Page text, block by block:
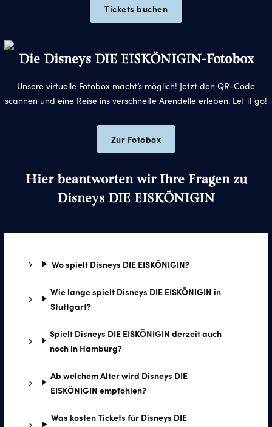
Tickets buchen
Die Disneys DIE EISKÖNIGIN-Fotobox
Unsere virtuelle Fotobox macht’s möglich! Jetzt den QR-Code
scannen und eine Reise ins verschneite Arendelle erleben. Let it go!
Zur Fotobox
Hier beantworten wir Ihre Fragen zu
Disneys DIE EISKÖNIGIN
Wo spielt Disneys DIE EISKÖNIGIN?
Wie lange spielt Disneys DIE EISKÖNIGIN in
Stuttgart?
Spielt Disneys DIE EISKÖNIGIN derzeit auch
noch in Hamburg?
Ab welchem Alter wird Disneys DIE
EISKÖNIGIN empfohlen?
Was kosten Tickets für Disneys DIE